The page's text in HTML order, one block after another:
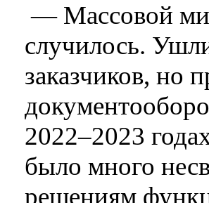
— Массовой
случилось.
заказчиков, но
2022–2023
было много
решениям